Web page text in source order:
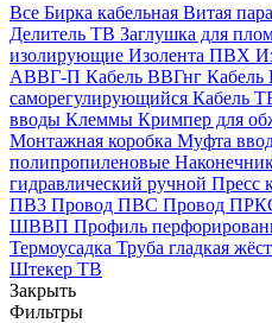
Все Бирка кабельная Витая пара
Делитель ТВ Заглушка для
изолирующие Изолента ПВХ
АВВГ-П Кабель ВВГнг Кабель
саморегулирующийся Кабель
вводы Клеммы Кримпер для
Монтажная коробка Муфта
полипропиленовые
гидравлический ручной Пресс
ПВ3 Провод ПВС Провод
ШВВП Профиль
Термоусадка Труба гладкая
Штекер ТВ
Закрыть
Фильтры